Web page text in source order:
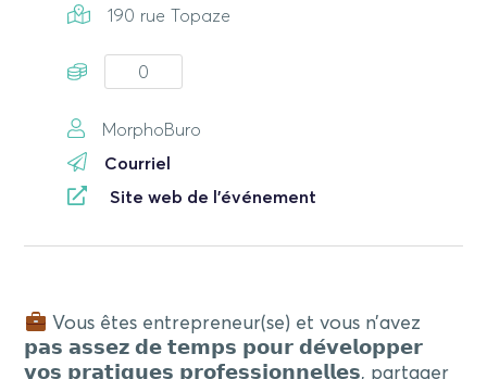
190 rue Topaze
0
MorphoBuro
Courriel
Site web de l'événement
Vous êtes entrepreneur(se) et vous n’avez
𝗽𝗮𝘀 𝗮𝘀𝘀𝗲𝘇 𝗱𝗲 𝘁𝗲𝗺𝗽𝘀 𝗽𝗼𝘂𝗿 𝗱𝗲́𝘃𝗲𝗹𝗼𝗽𝗽𝗲𝗿
𝘃𝗼𝘀 𝗽𝗿𝗮𝘁𝗶𝗾𝘂𝗲𝘀 𝗽𝗿𝗼𝗳𝗲𝘀𝘀𝗶𝗼𝗻𝗻𝗲𝗹𝗹𝗲𝘀, partager